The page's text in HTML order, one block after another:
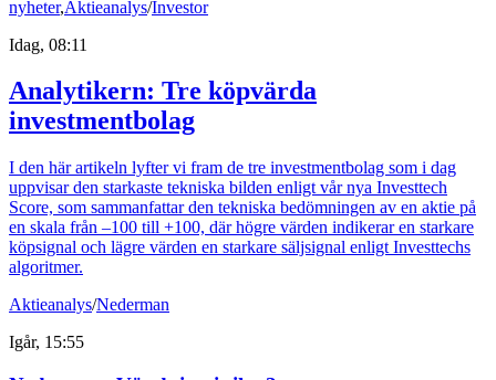
nyheter,Aktieanalys/Investor
Idag, 08:11
Analytikern: Tre köpvärda
investmentbolag
I den här artikeln lyfter vi fram de tre investmentbolag som i dag
uppvisar den starkaste tekniska bilden enligt vår nya Investtech
Score, som sammanfattar den tekniska bedömningen av en aktie på
en skala från –100 till +100, där högre värden indikerar en starkare
köpsignal och lägre värden en starkare säljsignal enligt Investtechs
algoritmer.
Aktieanalys/Nederman
Igår, 15:55